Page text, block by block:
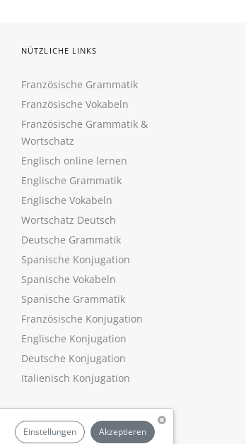
Einstellungen Akzeptieren
NÜTZLICHE LINKS
Französische Grammatik
Französische Vokabeln
Französische Grammatik &
Wortschatz
Englisch online lernen
Englische Grammatik
Englische Vokabeln
Wortschatz Deutsch
Deutsche Grammatik
Spanische Konjugation
Spanische Vokabeln
Spanische Grammatik
Französische Konjugation
Englische Konjugation
Deutsche Konjugation
Italienisch Konjugation